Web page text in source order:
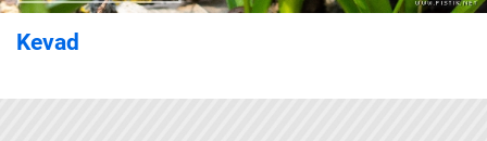
Kevad